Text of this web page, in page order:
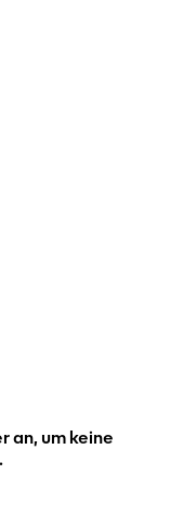
an, um keine